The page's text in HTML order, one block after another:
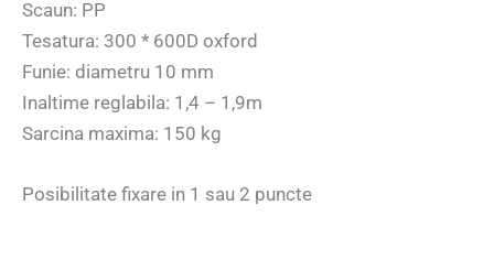
Scaun: PP
Tesatura: 300 * 600D oxford
Funie: diametru 10 mm
Inaltime reglabila: 1,4 – 1,9m
Sarcina maxima: 150 kg
Posibilitate fixare in 1 sau 2 puncte